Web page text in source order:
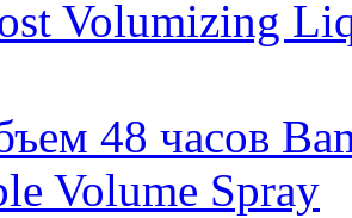
Volumizing
48 часов
Volume Spray